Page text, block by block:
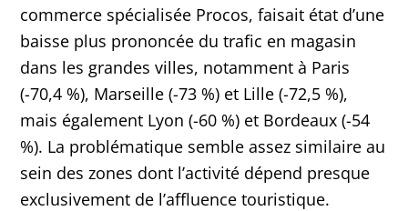
commerce spécialisée Procos, faisait état d’une
baisse plus prononcée du trafic en magasin
dans les grandes villes, notamment à Paris
(-70,4 %), Marseille (-73 %) et Lille (-72,5 %),
mais également Lyon (-60 %) et Bordeaux (-54
%). La problématique semble assez similaire au
sein des zones dont l’activité dépend presque
exclusivement de l’affluence touristique.